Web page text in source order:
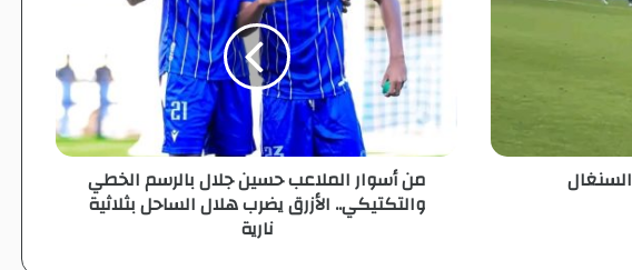
من أسوار الملاعب حسين جلال بالرسم الخطي
والتكتيكي.. الأزرق يضرب هلال الساحل بثلاثية
نارية